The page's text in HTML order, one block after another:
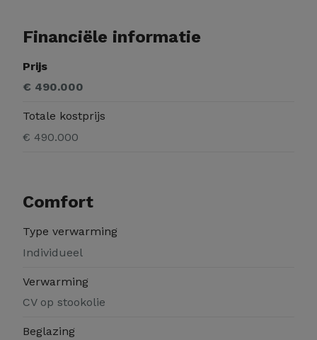
Financiële informatie
Prijs
€ 490.000
Totale kostprijs
€ 490.000
Comfort
Type verwarming
Individueel
Verwarming
CV op stookolie
Beglazing